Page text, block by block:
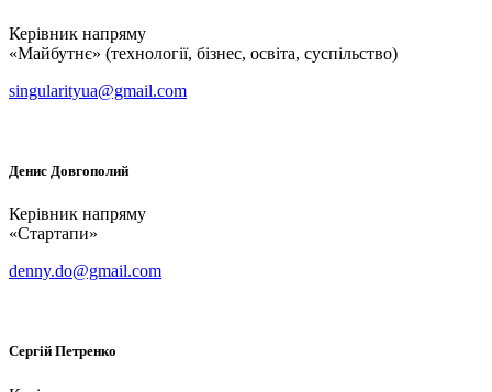
Керівник напряму
«Майбутнє» (технології, бізнес, освіта, суспільство)
singularityua@gmail.com
Денис Довгополий
Керівник напряму
«Стартапи»
denny.do@gmail.com
Сергій Петренко